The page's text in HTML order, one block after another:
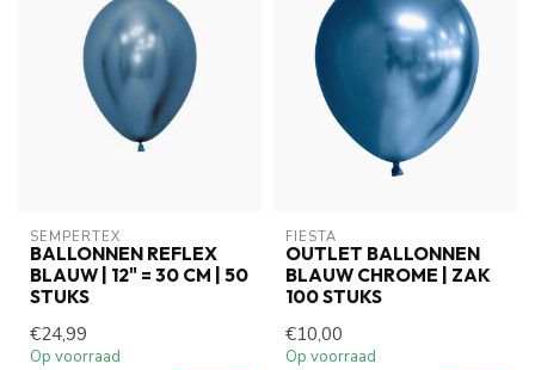
SEMPERTEX
BALLONNEN REFLEX
BLAUW | 12" = 30 CM | 50
STUKS
€24,99
Op voorraad
FIESTA
OUTLET BALLONNEN
BLAUW CHROME | ZAK
100 STUKS
€10,00
Op voorraad